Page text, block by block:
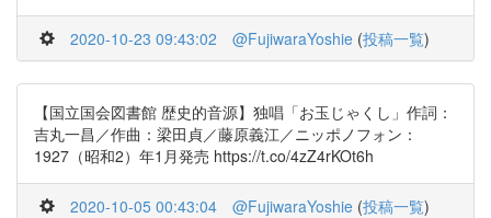
2020-10-23 09:43:02 @FujiwaraYoshie (投稿一覧)
【国立国会図書館 歴史的音源】独唱「お玉じゃくし」作詞：
吉丸一昌／作曲：梁田貞／藤原義江／ニッポノフォン：
1927（昭和2）年1月発売 https://t.co/4zZ4rKOt6h
2020-10-05 00:43:04 @FujiwaraYoshie (投稿一覧)